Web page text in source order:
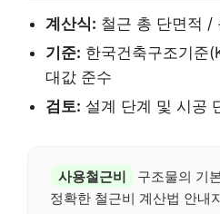
계산식: 철근 총 단면적 /
기준: 한국건축구조기준
대값 준수
검토: 설계 단계 및 시공
사용철근비
구조물의 기
정확한 철근비 계산법 안내